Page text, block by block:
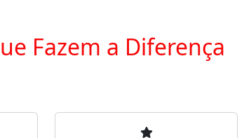
Fazem a Diferença